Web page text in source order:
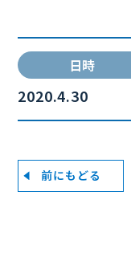
日時
2020.4.30
前にもどる